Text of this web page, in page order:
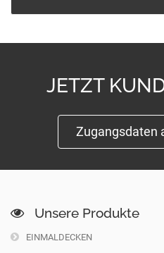
JETZT
Zugangsdaten
Unsere Produkte
EINMALDECKEN